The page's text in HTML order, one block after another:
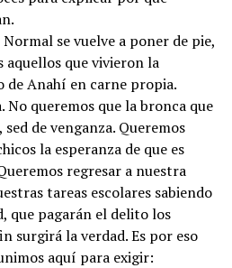
se vuelve a poner de pie,
aquellos que vivieron la
de Anahí en carne propia.
No queremos que la bronca que
de venganza. Queremos
la esperanza de que es
regresar a nuestra
tareas escolares sabiendo
que pagarán el delito los
surgirá la verdad. Es por eso
aquí para exigir: